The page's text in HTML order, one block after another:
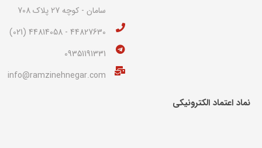
سامان - کوچه 27 پلاک 708
44827630 - 44814058 (021)
09351191331
info@ramzinehnegar.com
نماد اعتماد الکترونیکی​